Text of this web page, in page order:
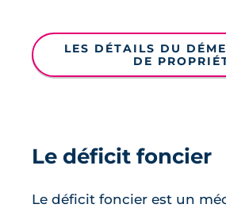
LES DÉTAILS DU
DE
Le déficit foncier
Le déficit foncier est un